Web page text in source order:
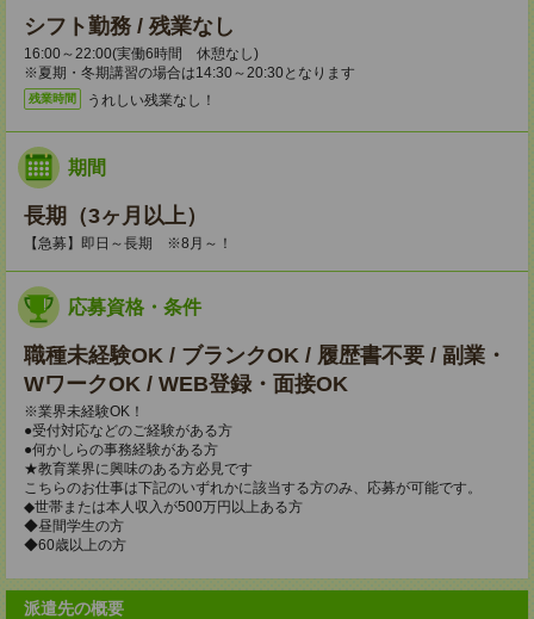
シフト勤務 / 残業なし
16:00～22:00(実働6時間 休憩なし)
※夏期・冬期講習の場合は14:30～20:30となります
残業時間 うれしい残業なし！
期間
長期（3ヶ月以上）
【急募】即日～長期 ※8月～！
応募資格・条件
職種未経験OK / ブランクOK / 履歴書不要 / 副業・
WワークOK / WEB登録・面接OK
※業界未経験OK！
●受付対応などのご経験がある方
●何かしらの事務経験がある方
★教育業界に興味のある方必見です
こちらのお仕事は下記のいずれかに該当する方のみ、応募が可能です。
◆世帯または本人収入が500万円以上ある方
◆昼間学生の方
◆60歳以上の方
派遣先の概要